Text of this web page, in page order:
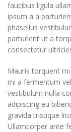
faucibus ligula
ipsum a a
phasellus
parturient ut a
consectetur
Mauris torquent
mi a fermentum
vestibulum nulla
adipiscing eu
gravida tristique
Ullamcorper ante